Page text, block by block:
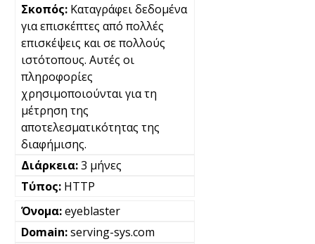
Καταγράφει δεδομένα
για επισκέπτες από πολλές
επισκέψεις και σε πολλούς
ιστότοπους. Αυτές οι
πληροφορίες
χρησιμοποιούνται για τη
μέτρηση της
αποτελεσματικότητας της
διαφήμισης.
3 μήνες
HTTP
eyeblaster
serving-sys.com